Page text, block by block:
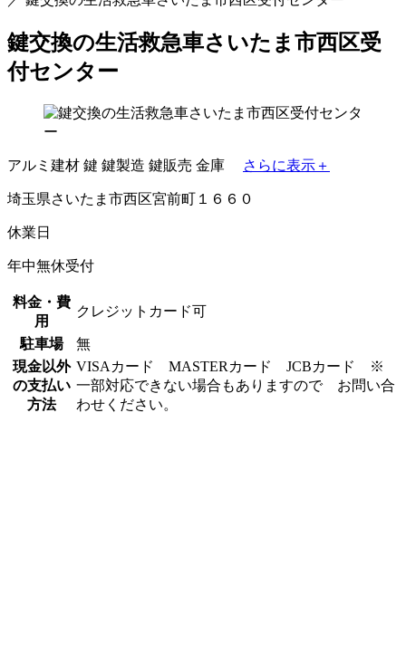
鍵交換の生活救急車さいたま市西区受
付センター
アルミ建材 鍵 鍵製造 鍵販売 金庫 さらに表示＋
埼玉県さいたま市西区宮前町１６６０
休業日
年中無休受付
料金・費
用
クレジットカード可
駐車場
無
現金以外
の支払い
方法
VISAカード MASTERカード JCBカード ※
一部対応できない場合もありますので お問い合
わせください。